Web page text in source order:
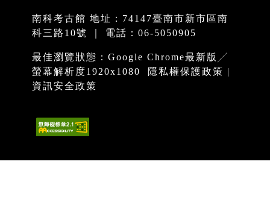
南科考古館 地址：74147臺南市新市區南
科三路10號 ｜ 電話：06-5050905
最佳瀏覽狀態：Google Chrome最新版╱
螢幕解析度1920x1080
隱私權保護政策 |
資訊安全政策